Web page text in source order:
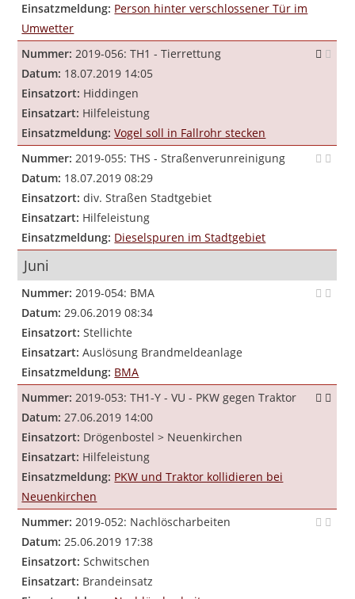
Einsatzmeldung: Person hinter verschlossener Tür im
Umwetter
Nummer: 2019-056: TH1 - Tierrettung
Datum: 18.07.2019 14:05
Einsatzort: Hiddingen
Einsatzart: Hilfeleistung
Einsatzmeldung: Vogel soll in Fallrohr stecken
Nummer: 2019-055: THS - Straßenverunreinigung
Datum: 18.07.2019 08:29
Einsatzort: div. Straßen Stadtgebiet
Einsatzart: Hilfeleistung
Einsatzmeldung: Dieselspuren im Stadtgebiet
Juni
Nummer: 2019-054: BMA
Datum: 29.06.2019 08:34
Einsatzort: Stellichte
Einsatzart: Auslösung Brandmeldeanlage
Einsatzmeldung: BMA
Nummer: 2019-053: TH1-Y - VU - PKW gegen Traktor
Datum: 27.06.2019 14:00
Einsatzort: Drögenbostel > Neuenkirchen
Einsatzart: Hilfeleistung
Einsatzmeldung: PKW und Traktor kollidieren bei
Neuenkirchen
Nummer: 2019-052: Nachlöscharbeiten
Datum: 25.06.2019 17:38
Einsatzort: Schwitschen
Einsatzart: Brandeinsatz